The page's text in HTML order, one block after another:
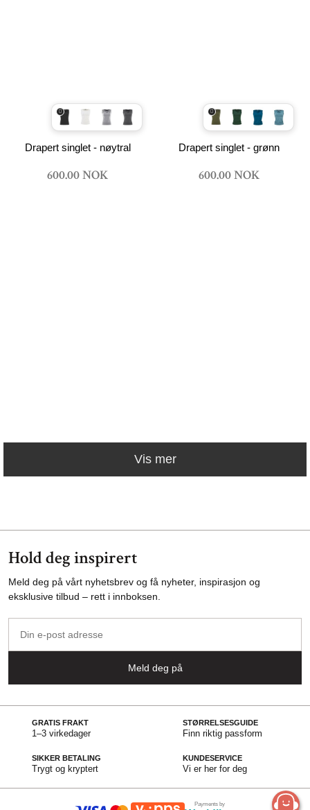
Drapert singlet - nøytral
600.00 NOK
Drapert singlet - grønn
600.00 NOK
Vis mer
Hold deg inspirert
Meld deg på vårt nyhetsbrev og få nyheter, inspirasjon og
eksklusive tilbud – rett i innboksen.
post
Meld deg på
GRATIS FRAKT
1–3 virkedager
STØRRELSESGUIDE
Finn riktig passform
SIKKER BETALING
Trygt og kryptert
KUNDESERVICE
Vi er her for deg
Payments by